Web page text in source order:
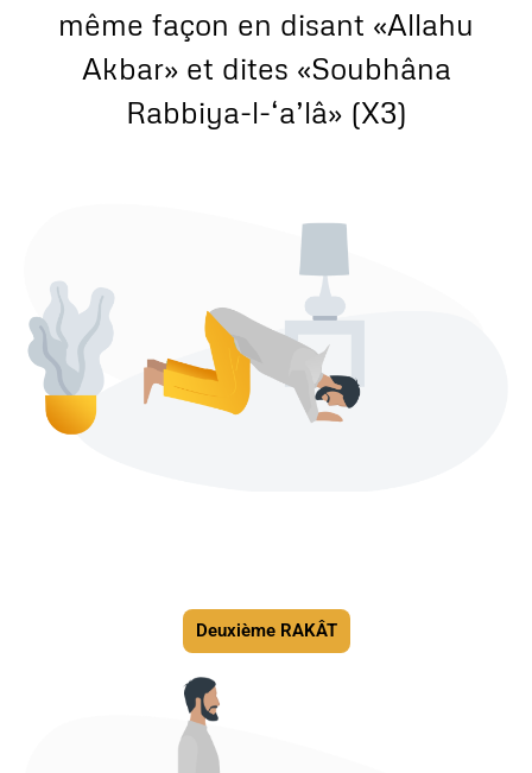
même façon en disant «Allahu
Akbar» et dites «Soubhâna
Rabbiya-l-‘a’lâ» (X3)
Deuxième RAKÂT